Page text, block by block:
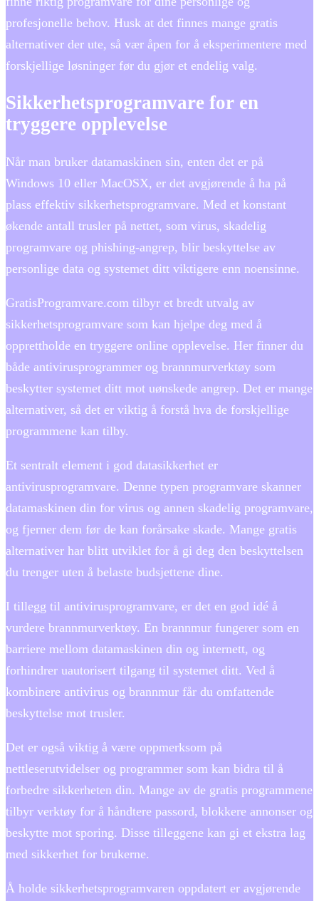
profesjonelle behov. Husk at det finnes mange gratis
alternativer der ute, så vær åpen for å eksperimentere med
forskjellige løsninger før du gjør et endelig valg.
Sikkerhetsprogramvare for en
tryggere opplevelse
Når man bruker datamaskinen sin, enten det er på
Windows 10 eller MacOSX, er det avgjørende å ha på
plass effektiv sikkerhetsprogramvare. Med et konstant
økende antall trusler på nettet, som virus, skadelig
programvare og phishing-angrep, blir beskyttelse av
personlige data og systemet ditt viktigere enn noensinne.
GratisProgramvare.com tilbyr et bredt utvalg av
sikkerhetsprogramvare som kan hjelpe deg med å
opprettholde en tryggere online opplevelse. Her finner du
både antivirusprogrammer og brannmurverktøy som
beskytter systemet ditt mot uønskede angrep. Det er mange
alternativer, så det er viktig å forstå hva de forskjellige
programmene kan tilby.
Et sentralt element i god datasikkerhet er
antivirusprogramvare. Denne typen programvare skanner
datamaskinen din for virus og annen skadelig programvare,
og fjerner dem før de kan forårsake skade. Mange gratis
alternativer har blitt utviklet for å gi deg den beskyttelsen
du trenger uten å belaste budsjettene dine.
I tillegg til antivirusprogramvare, er det en god idé å
vurdere brannmurverktøy. En brannmur fungerer som en
barriere mellom datamaskinen din og internett, og
forhindrer uautorisert tilgang til systemet ditt. Ved å
kombinere antivirus og brannmur får du omfattende
beskyttelse mot trusler.
Det er også viktig å være oppmerksom på
nettleserutvidelser og programmer som kan bidra til å
forbedre sikkerheten din. Mange av de gratis programmene
tilbyr verktøy for å håndtere passord, blokkere annonser og
beskytte mot sporing. Disse tilleggene kan gi et ekstra lag
med sikkerhet for brukerne.
Å holde sikkerhetsprogramvaren oppdatert er avgjørende